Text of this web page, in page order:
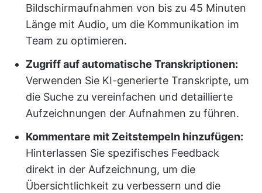
Bildschirmaufnahmen von bis zu 45 Minuten
Länge mit Audio, um die Kommunikation im
Team zu optimieren.
Zugriff auf automatische Transkriptionen:
Verwenden Sie KI-generierte Transkripte, um
die Suche zu vereinfachen und detaillierte
Aufzeichnungen der Aufnahmen zu führen.
Kommentare mit Zeitstempeln hinzufügen:
Hinterlassen Sie spezifisches Feedback
direkt in der Aufzeichnung, um die
Übersichtlichkeit zu verbessern und die